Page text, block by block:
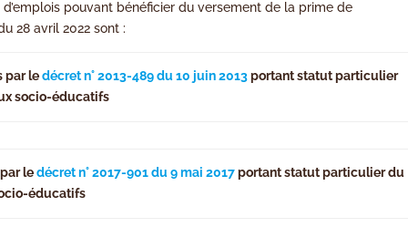
pouvant bénéficier du versement de la prime de
28 avril 2022 sont :
par ledécret n° 2013-489 du 10 juin 2013portant statut particulier
socio-éducatifs
ledécret n° 2017-901 du 9 mai 2017portant statut particulier du
éducatifs